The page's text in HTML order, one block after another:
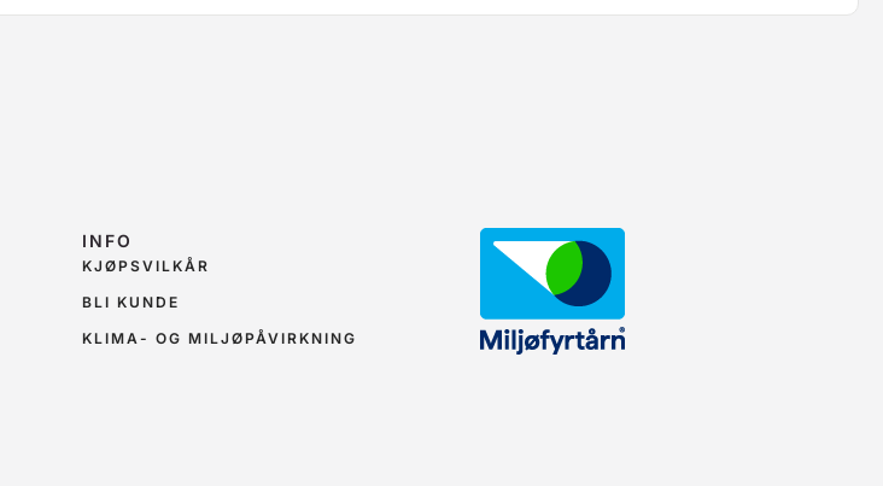
INFO
KJØPSVILKÅR
BLI KUNDE
KLIMA- OG MILJØPÅVIRKNING